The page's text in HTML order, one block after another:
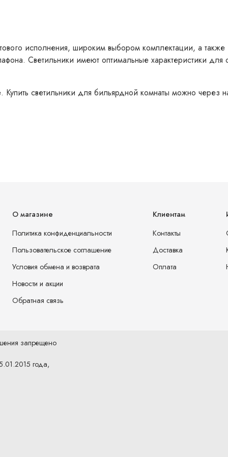
исполнения, широким выбором комплектации, а также
Светильники имеют оптимальные характеристики для
светильники для бильярдной комнаты можно через
О магазине
Политика конфиденциальности
Пользовательское соглашение
Условия обмена и возврата
Новости и акции
Обратная связь
Клиентам
Контакты
Доставка
Оплата
запрещено
года,